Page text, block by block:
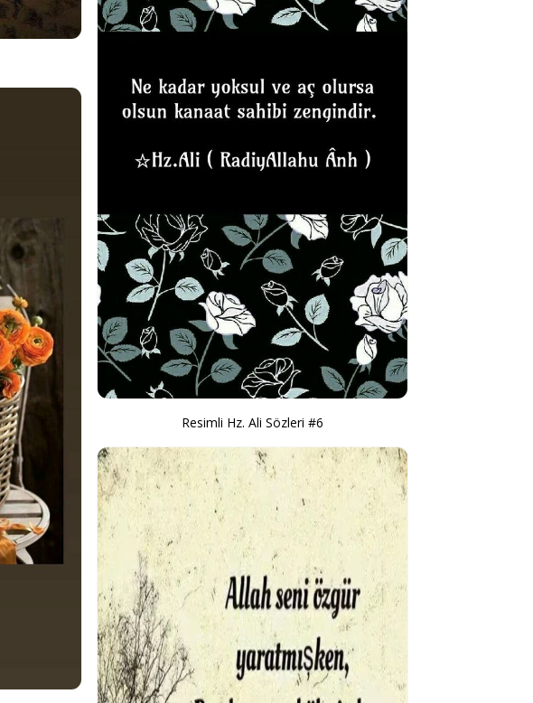
Resimli Hz. Ali Sözleri #6